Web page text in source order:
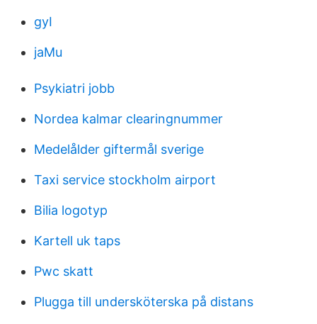
gyI
jaMu
Psykiatri jobb
Nordea kalmar clearingnummer
Medelålder giftermål sverige
Taxi service stockholm airport
Bilia logotyp
Kartell uk taps
Pwc skatt
Plugga till undersköterska på distans